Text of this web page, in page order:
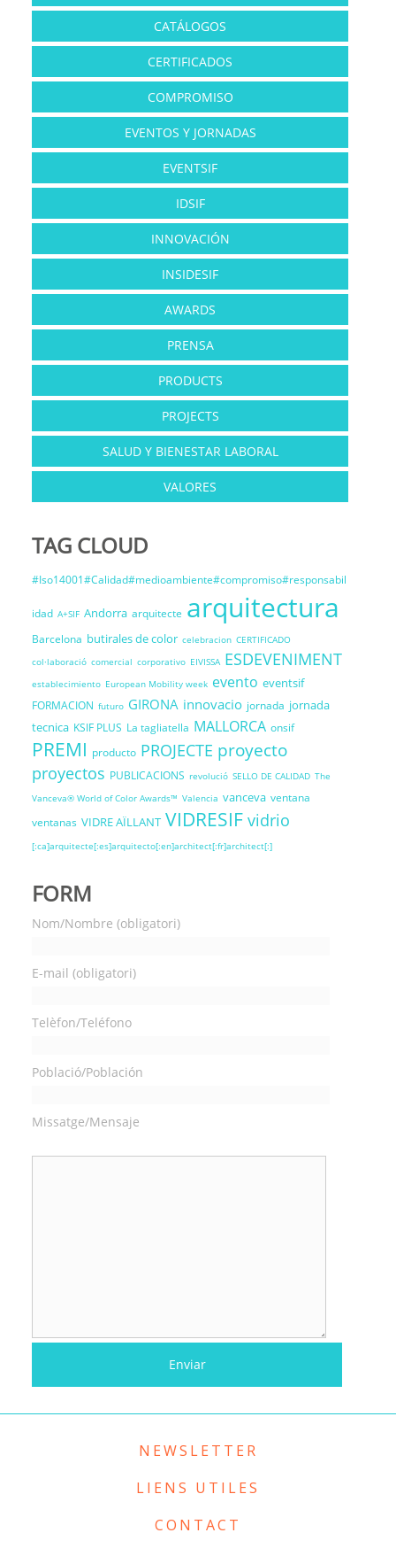
CATÁLOGOS
CERTIFICADOS
COMPROMISO
EVENTOS Y JORNADAS
EVENTSIF
IDSIF
INNOVACIÓN
INSIDESIF
AWARDS
PRENSA
PRODUCTS
PROJECTS
SALUD Y BIENESTAR LABORAL
VALORES
TAG CLOUD
#Iso14001#Calidad#medioambiente#compromiso#responsabil
idad A+SIF Andorra arquitecte arquitectura
Barcelona butirales de color celebracion CERTIFICADO
col·laboració comercial corporativo EIVISSA ESDEVENIMENT
establecimiento European Mobility week evento eventsif
FORMACION futuro GIRONA innovacio jornada jornada
tecnica KSIF PLUS La tagliatella MALLORCA onsif
PREMI producto PROJECTE proyecto
proyectos PUBLICACIONS revolució SELLO DE CALIDAD The
Vanceva® World of Color Awards™ Valencia vanceva ventana
ventanas VIDRE AÏLLANT VIDRESIF vidrio
[:ca]arquitecte[:es]arquitecto[:en]architect[:fr]architect[:]
FORM
Nom/Nombre (obligatori)
E-mail (obligatori)
Telèfon/Teléfono
Població/Población
Missatge/Mensaje
NEWSLETTER
LIENS UTILES
CONTACT